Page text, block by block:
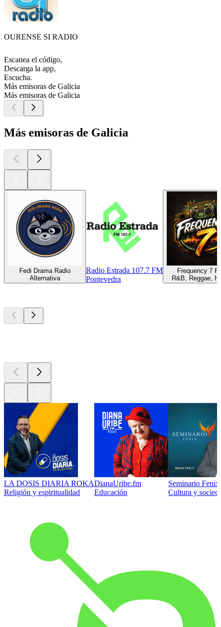
OURENSE SI RADIO
Escanea el código,
Descarga la app,
Escucha.
Más emisoras de Galicia
Más emisoras de Galicia
Más emisoras de Galicia
Fedi Drama Radio
Alternativa
Radio Estrada 107.7 FM
Pontevedra
Frequency 7
R&B, Reggae,
LA DOSIS DIARIA ROKA
Religión y espiritualidad
DianaUribe.fm
Educación
Seminario
Cultura y